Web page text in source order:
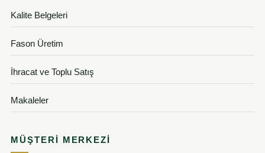
Kalite Belgeleri
Fason Üretim
İhracat ve Toplu Satış
Makaleler
MÜŞTERI MERKEZI